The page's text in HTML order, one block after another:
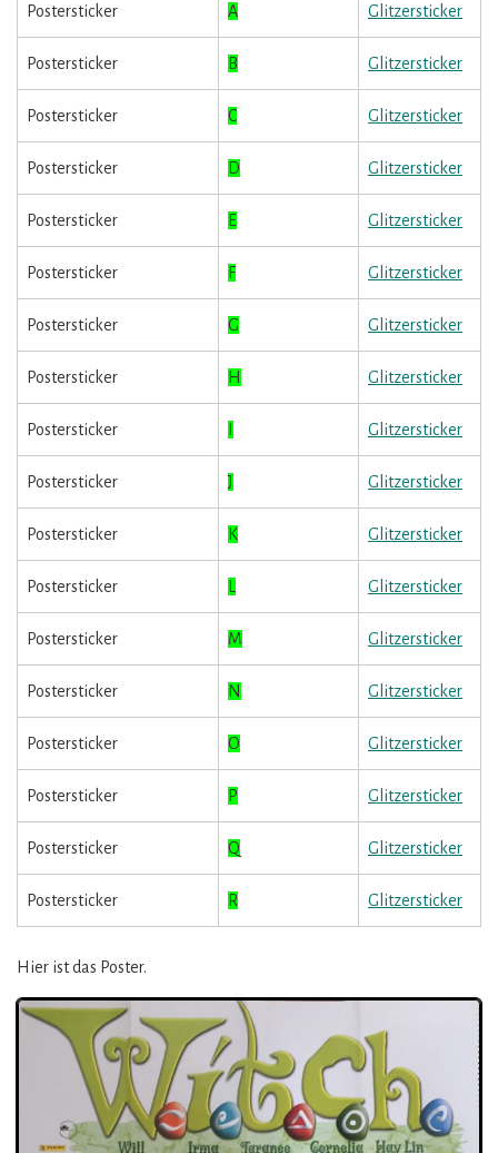
Postersticker A Glitzersticker
Postersticker B Glitzersticker
Postersticker C Glitzersticker
Postersticker D Glitzersticker
Postersticker E Glitzersticker
Postersticker F Glitzersticker
Postersticker G Glitzersticker
Postersticker H Glitzersticker
Postersticker Glitzersticker
Postersticker J Glitzersticker
Postersticker K Glitzersticker
Postersticker Glitzersticker
Postersticker M Glitzersticker
Postersticker N Glitzersticker
Postersticker O Glitzersticker
Postersticker P Glitzersticker
Postersticker Q Glitzersticker
Postersticker R Glitzersticker
Hier ist das Poster.